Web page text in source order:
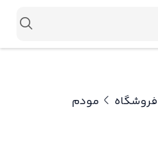
فروشگاه مودم